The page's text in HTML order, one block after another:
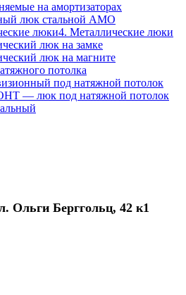
на амортизаторах
люк стальной АМО
4. Металлические люки
люк на замке
люк на магните
потолка
под натяжной потолок
— люк под натяжной потолок
Ольги Берггольц, 42 к1